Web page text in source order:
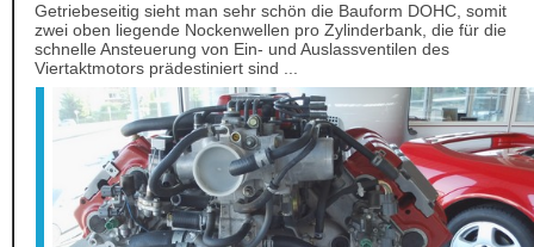
Getriebeseitig sieht man sehr schön die Bauform DOHC, somit
zwei oben liegende Nockenwellen pro Zylinderbank, die für die
schnelle Ansteuerung von Ein- und Auslassventilen des
Viertaktmotors prädestiniert sind ...